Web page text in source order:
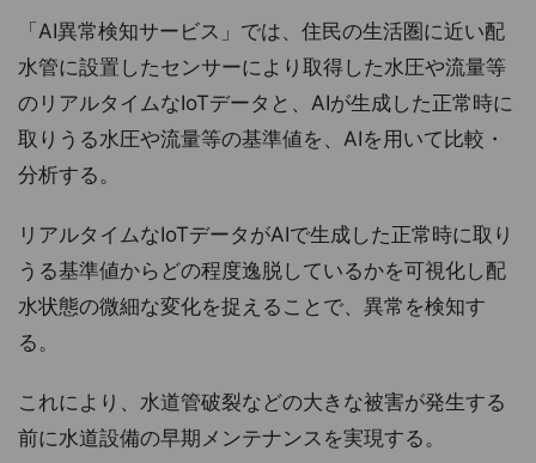
「AI異常検知サービス」では、住民の生活圏に近い配
水管に設置したセンサーにより取得した水圧や流量等
のリアルタイムなIoTデータと、AIが生成した正常時に
取りうる水圧や流量等の基準値を、AIを用いて比較・
分析する。
リアルタイムなIoTデータがAIで生成した正常時に取り
うる基準値からどの程度逸脱しているかを可視化し配
水状態の微細な変化を捉えることで、異常を検知す
る。
これにより、水道管破裂などの大きな被害が発生する
前に水道設備の早期メンテナンスを実現する。